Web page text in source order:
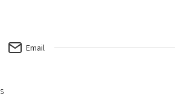
Email